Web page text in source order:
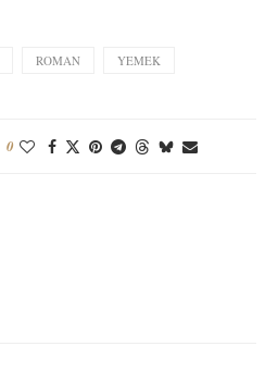
ROMAN YEMEK
0